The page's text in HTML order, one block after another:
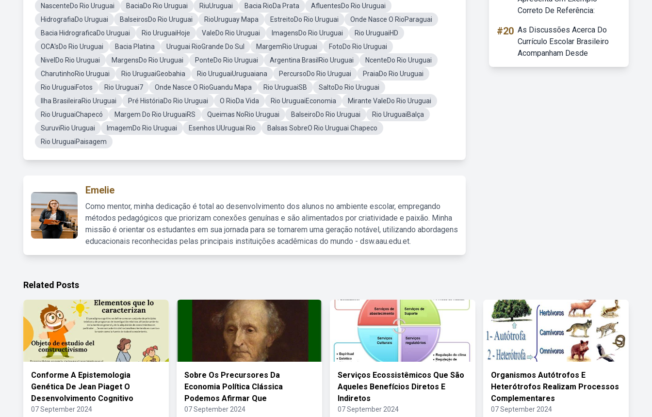
NascenteDo Rio Uruguai BaciaDo Rio Uruguai RiuUruguai Bacia RioDa Prata
AfluentesDo Rio Uruguai
HidrografiaDo Uruguai
BalseirosDo Rio Uruguai RioUruguay Mapa EstreitoDo Rio Uruguai
Onde Nasce O RioParaguai
Bacia HidrograficaDo Uruguai
Rio UruguaiHoje ValeDo Rio Uruguai ImagensDo Rio Uruguai
Rio UruguaiHD
OCA'sDo Rio Uruguai
Bacia Platina Uruguai RioGrande Do Sul MargemRio Uruguai
FotoDo Rio Uruguai
NivelDo Rio Uruguai
MargensDo Rio Uruguai PonteDo Rio Uruguai Argentina BrasilRio Uruguai
NcenteDo Rio Uruguai
CharutinhoRio Uruguai
Rio UruguaiGeobahia Rio UruguaiUruguaiana PercursoDo Rio Uruguai
PraiaDo Rio Uruguai
Rio UruguaiFotos
Rio Uruguai7 Onde Nasce O RioGuandu Mapa Rio UruguaiSB
SaltoDo Rio Uruguai
Ilha BrasileiraRio Uruguai
Pré HistóriaDo Rio Uruguai O RioDa Vida Rio UruguaiEconomia
Mirante ValeDo Rio Uruguai
Rio UruguaiChapecó
Margem Do Rio UruguaiRS Queimas NoRio Uruguai BalseiroDo Rio Uruguai
Rio UruguaiBalça
SuruviRio Uruguai
ImagemDo Rio Uruguai Esenhos UUruguai Rio
Balsas SobreO Rio Uruguai Chapeco
Rio UruguaiPaisagem
Emelie
Como mentor, minha dedicação é total ao desenvolvimento dos alunos no ambiente escolar, empregando
métodos pedagógicos que priorizam conexões genuínas e são alimentados por criatividade e paixão. Minha
missão é orientar os estudantes em sua jornada para se tornarem uma geração notável, utilizando abordagens
educacionais reconhecidas pelas principais instituições acadêmicas do mundo - dsw.aau.edu.et.
Correto De Referência:
#20 As Discussões Acerca Do
Currículo Escolar Brasileiro
Acompanham Desde
Related Posts
Conforme A Epistemologia
Genética De Jean Piaget O
Desenvolvimento Cognitivo
07 September 2024
Sobre Os Precursores Da
Economia Política Clássica
Podemos Afirmar Que
07 September 2024
Serviços Ecossistêmicos Que São
Aqueles Benefícios Diretos E
Indiretos
07 September 2024
Organismos Autótrofos E
Heterótrofos Realizam Processos
Complementares
07 September 2024